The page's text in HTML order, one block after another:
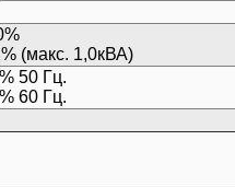
(макс. 1,0кВА)
50 Гц.
60 Гц.